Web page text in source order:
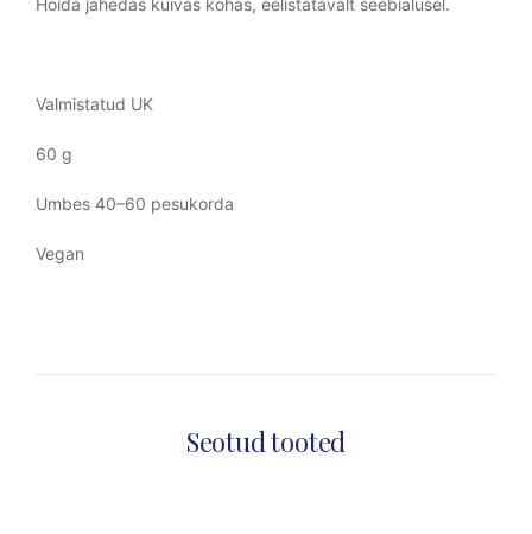
Valmistatud UK
60 g
Umbes 40–60 pesukorda
Vegan
Seotud tooted